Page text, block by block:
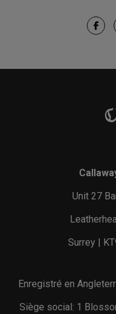
Unit 27
Surrey |
Enregistré en
Siège social: 1